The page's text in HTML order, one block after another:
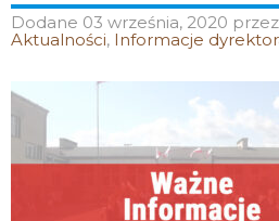
Dodane 03 września, 2020 przez
Aktualności, Informacje